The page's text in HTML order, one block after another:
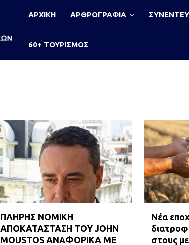
ΑΡΧΙΚΗ ΑΡΘΡΟΓΡΑΦΙΑ
60+ ΤΟΥΡΙΣΜΟΣ
ΠΛΗΡΗΣ ΝΟΜΙΚΗ
ΑΠΟΚΑΤΑΣΤΑΣΗ ΤΟΥ JOHN
MOUSTOS ΑΝΑΦΟΡΙΚΑ ΜΕ
Νέα
στους